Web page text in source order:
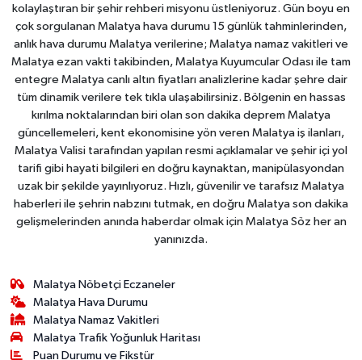
kolaylaştıran bir şehir rehberi misyonu üstleniyoruz. Gün boyu en
çok sorgulanan Malatya hava durumu 15 günlük tahminlerinden,
anlık hava durumu Malatya verilerine; Malatya namaz vakitleri ve
Malatya ezan vakti takibinden, Malatya Kuyumcular Odası ile tam
entegre Malatya canlı altın fiyatları analizlerine kadar şehre dair
tüm dinamik verilere tek tıkla ulaşabilirsiniz. Bölgenin en hassas
kırılma noktalarından biri olan son dakika deprem Malatya
güncellemeleri, kent ekonomisine yön veren Malatya iş ilanları,
Malatya Valisi tarafından yapılan resmi açıklamalar ve şehir içi yol
tarifi gibi hayati bilgileri en doğru kaynaktan, manipülasyondan
uzak bir şekilde yayınlıyoruz. Hızlı, güvenilir ve tarafsız Malatya
haberleri ile şehrin nabzını tutmak, en doğru Malatya son dakika
gelişmelerinden anında haberdar olmak için Malatya Söz her an
yanınızda.
Malatya Nöbetçi Eczaneler
Malatya Hava Durumu
Malatya Namaz Vakitleri
Malatya Trafik Yoğunluk Haritası
Puan Durumu ve Fikstür